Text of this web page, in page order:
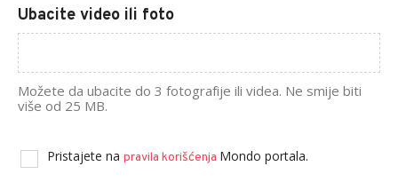
Ubacite video ili foto
Možete da ubacite do 3 fotografije ili videa. Ne smije biti
više od 25 MB.
Pristajete na pravila korišćenja Mondo portala.